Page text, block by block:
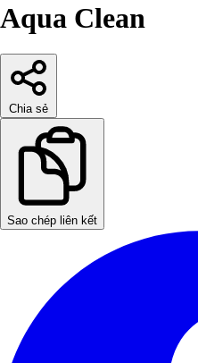
Aqua Clean
Chia sẻ
Sao chép liên kết